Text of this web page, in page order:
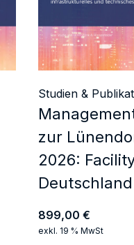
Studien &
zur
2026:
Deutschland
899,00 €
exkl. 19 % MwSt